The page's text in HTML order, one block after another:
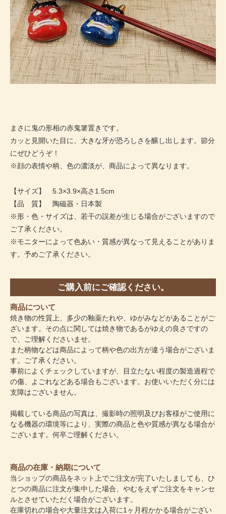
まさに鬼の形相の赤鬼箸置きです。
カッと見開いた目に、大きな牙が恐ろしさを醸し出します。節分
にぜひどうぞ！
※顔の表情や柄、色の濃淡が、商品によって異なります。
【サイズ】 5.3×3.9×高さ1.5cm
【品 質】 陶磁器・日本製
※形・色・サイズは、若干の誤差が生じる場合がございますので
ご了承ください。
※モニターによって色あい・質感が異なって見えることがありま
す。予めご了承ください。
ご購入前にご確認ください。
商品について
焼き物の性質上、多少の釉薬たれや、ゆがみなどがあることがご
ざいます。その点に関しては焼き物であるがゆえの良さですの
で、ご理解くださいませ。
また柄物などは商品によって柄や色の出方が違う場合がございま
す。ご了承ください。
事前によくチェックしていますが、目立たない程度の製造過程で
の傷、よごれなどある場合もございます。お使いいただく分には
支障はございません。
掲載している商品の写真は、撮影時の照明及びお客様がご使用に
なる機器の環境等により、実際の商品と色や質感が異なる場合が
ございます。何卒ご理解ください。
商品の在庫・納期について
当ショップの商品をネット上でご注文が完了いたしましても、ひ
とつの商品に注文が集中した場合、やむをえずご注文をキャンセ
ルとさせていただく場合がございます。
在庫切れの場合や大量注文は入荷に1ヶ月程かかる場合がござい